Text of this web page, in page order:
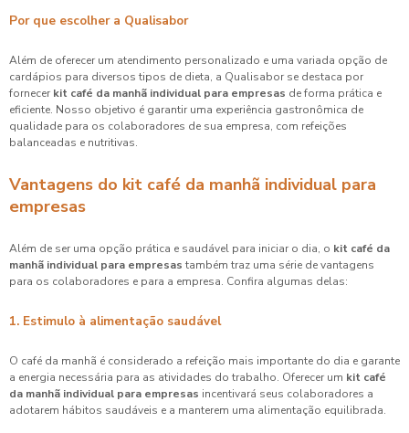
Por que escolher a Qualisabor
Além de oferecer um atendimento personalizado e uma variada opção de
cardápios para diversos tipos de dieta, a Qualisabor se destaca por
fornecer kit café da manhã individual para empresas de forma prática e
eficiente. Nosso objetivo é garantir uma experiência gastronômica de
qualidade para os colaboradores de sua empresa, com refeições
balanceadas e nutritivas.
Vantagens do kit café da manhã individual para
empresas
Além de ser uma opção prática e saudável para iniciar o dia, o kit café da
manhã individual para empresas também traz uma série de vantagens
para os colaboradores e para a empresa. Confira algumas delas:
1. Estimulo à alimentação saudável
O café da manhã é considerado a refeição mais importante do dia e garante
a energia necessária para as atividades do trabalho. Oferecer um kit café
da manhã individual para empresas incentivará seus colaboradores a
adotarem hábitos saudáveis e a manterem uma alimentação equilibrada.